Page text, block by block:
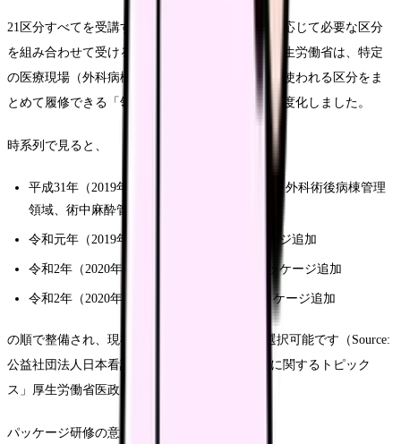
21区分すべてを受講する必要はなく、業務領域に応じて必要な区分
を組み合わせて受けるのが現実的です。さらに厚生労働省は、特定
の医療現場（外科病棟・救急・在宅など）でよく使われる区分をま
とめて履修できる「領域別パッケージ研修」を制度化しました。
時系列で見ると、
平成31年（2019年）4月：在宅・慢性期領域、外科術後病棟管理
領域、術中麻酔管理領域のパッケージ追加
令和元年（2019年）10月：救急領域パッケージ追加
令和2年（2020年）3月：外科系基本領域パッケージ追加
令和2年（2020年）10月：集中治療領域パッケージ追加
の順で整備され、現在は6領域のパッケージが選択可能です（Source:
公益社団法人日本看護協会「特定行為研修制度に関するトピック
ス」厚生労働省医政局看護課発表資料）。
パッケージ研修の意義は、